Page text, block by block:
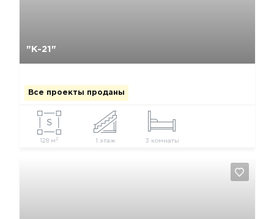
"К-21"
Все проекты проданы
128 м 2 1 этаж 3 комнаты